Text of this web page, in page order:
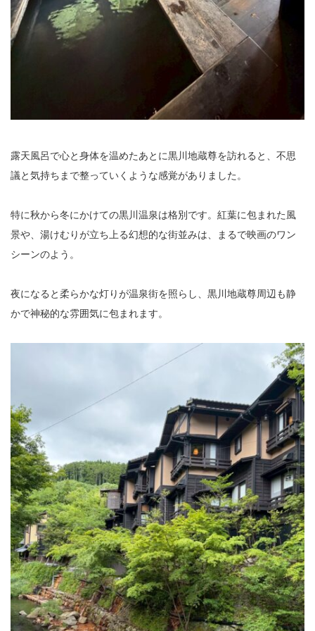
露天風呂で心と身体を温めたあとに黒川地蔵尊を訪れると、不思
議と気持ちまで整っていくような感覚がありました。
特に秋から冬にかけての黒川温泉は格別です。紅葉に包まれた風
景や、湯けむりが立ち上る幻想的な街並みは、まるで映画のワン
シーンのよう。
夜になると柔らかな灯りが温泉街を照らし、黒川地蔵尊周辺も静
かで神秘的な雰囲気に包まれます。